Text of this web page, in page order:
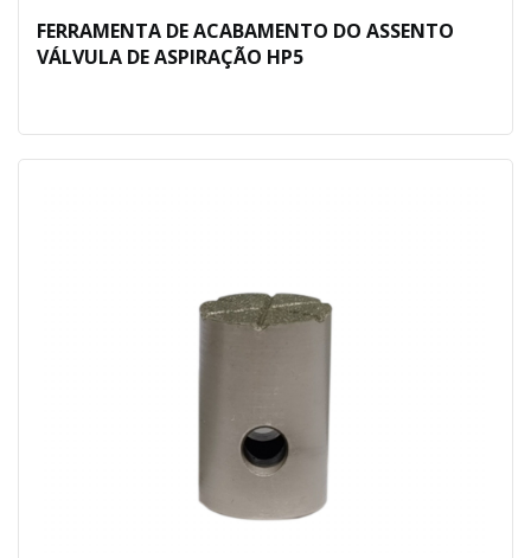
FERRAMENTA DE ACABAMENTO DO ASSENTO
VÁLVULA DE ASPIRAÇÃO HP5